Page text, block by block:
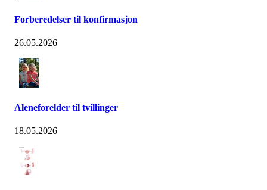
Forberedelser til konfirmasjon
26.05.2026
Aleneforelder til tvillinger
18.05.2026